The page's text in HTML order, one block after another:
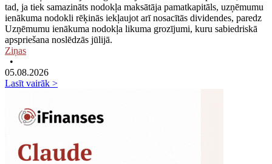
tad, ja tiek samazināts nodokļa maksātāja pamatkapitāls, uzņēmumu
ienākuma nodokli rēķinās iekļaujot arī nosacītās dividendes, paredz
Uzņēmumu ienākuma nodokļa likuma grozījumi, kuru sabiedriskā
apspriešana noslēdzās jūlijā.
Ziņas
•
05.08.2026
Lasīt vairāk >